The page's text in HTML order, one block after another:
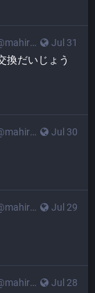
Jul 31
換だいじょう
Jul 30
Jul 29
Jul 28